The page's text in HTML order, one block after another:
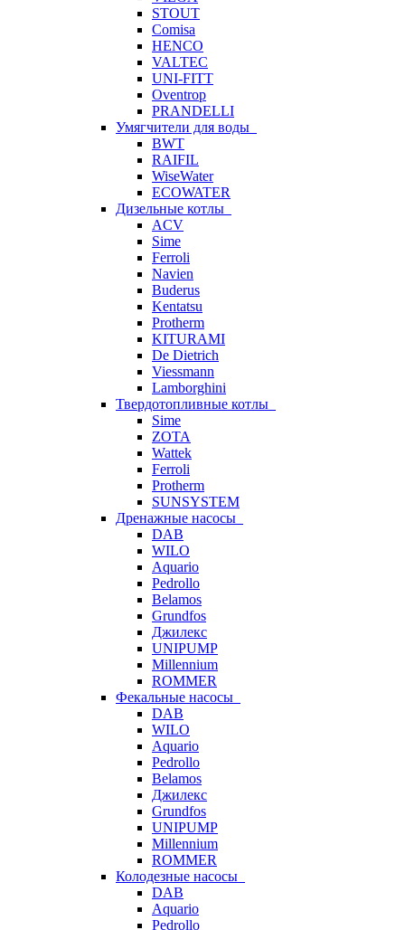
STOUT
Comisa
HENCO
VALTEC
UNI-FITT
Oventrop
PRANDELLI
Умягчители для воды
BWT
RAIFIL
WiseWater
ECOWATER
Дизельные котлы
ACV
Sime
Ferroli
Navien
Buderus
Kentatsu
Protherm
KITURAMI
De Dietrich
Viessmann
Lamborghini
Твердотопливные котлы
Sime
ZOTA
Wattek
Ferroli
Protherm
SUNSYSTEM
Дренажные насосы
DAB
WILO
Aquario
Pedrollo
Belamos
Grundfos
Джилекс
UNIPUMP
Millennium
ROMMER
Фекальные насосы
DAB
WILO
Aquario
Pedrollo
Belamos
Джилекс
Grundfos
UNIPUMP
Millennium
ROMMER
Колодезные насосы
DAB
Aquario
Pedrollo